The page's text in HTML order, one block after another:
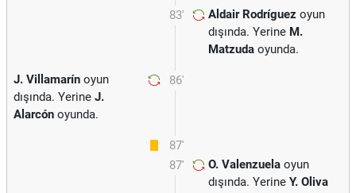
83' Aldair Rodríguez oyun
dışında. Yerine M.
Matzuda oyunda.
86'
J. Villamarín oyun
dışında. Yerine J.
Alarcón oyunda.
87'
87'
O. Valenzuela oyun
dışında. Yerine Y. Oliva